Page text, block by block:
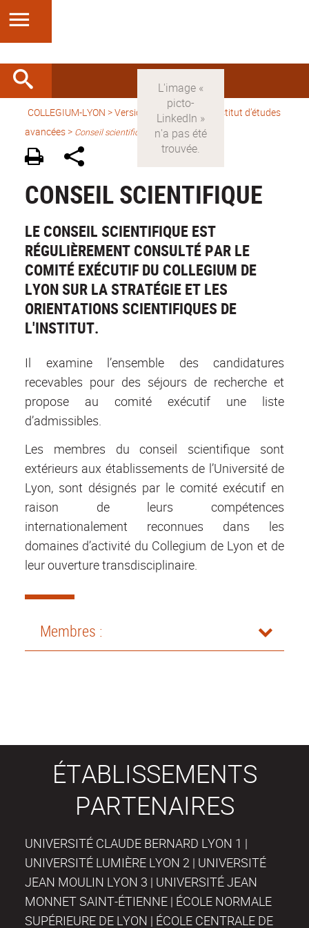
COLLEGIUM-LYON >Version française> Un Institut d’études
avancées > Conseil scientifique
CONSEIL SCIENTIFIQUE
LE CONSEIL SCIENTIFIQUE EST
RÉGULIÈREMENT CONSULTÉ PAR LE
COMITÉ EXÉCUTIF DU COLLEGIUM DE
LYON SUR LA STRATÉGIE ET LES
ORIENTATIONS SCIENTIFIQUES DE
L'INSTITUT.
Il examine l’ensemble des candidatures
recevables pour des séjours de recherche et
propose au comité exécutif une liste
d’admissibles.
Les membres du conseil scientifique sont
extérieurs aux établissements de l’Université de
Lyon, sont désignés par le comité exécutif en
raison de leurs compétences
internationalement reconnues dans les
domaines d’activité du Collegium de Lyon et de
leur ouverture transdisciplinaire.
Membres :
ÉTABLISSEMENTS
PARTENAIRES
UNIVERSITÉ CLAUDE BERNARD LYON 1 |
UNIVERSITÉ LUMIÈRE LYON 2 | UNIVERSITÉ
JEAN MOULIN LYON 3 | UNIVERSITÉ JEAN
MONNET SAINT-ÉTIENNE | ÉCOLE NORMALE
SUPÉRIEURE DE LYON | ÉCOLE CENTRALE DE